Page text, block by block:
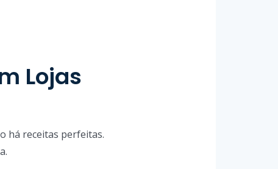
Lojas
há receitas perfeitas.